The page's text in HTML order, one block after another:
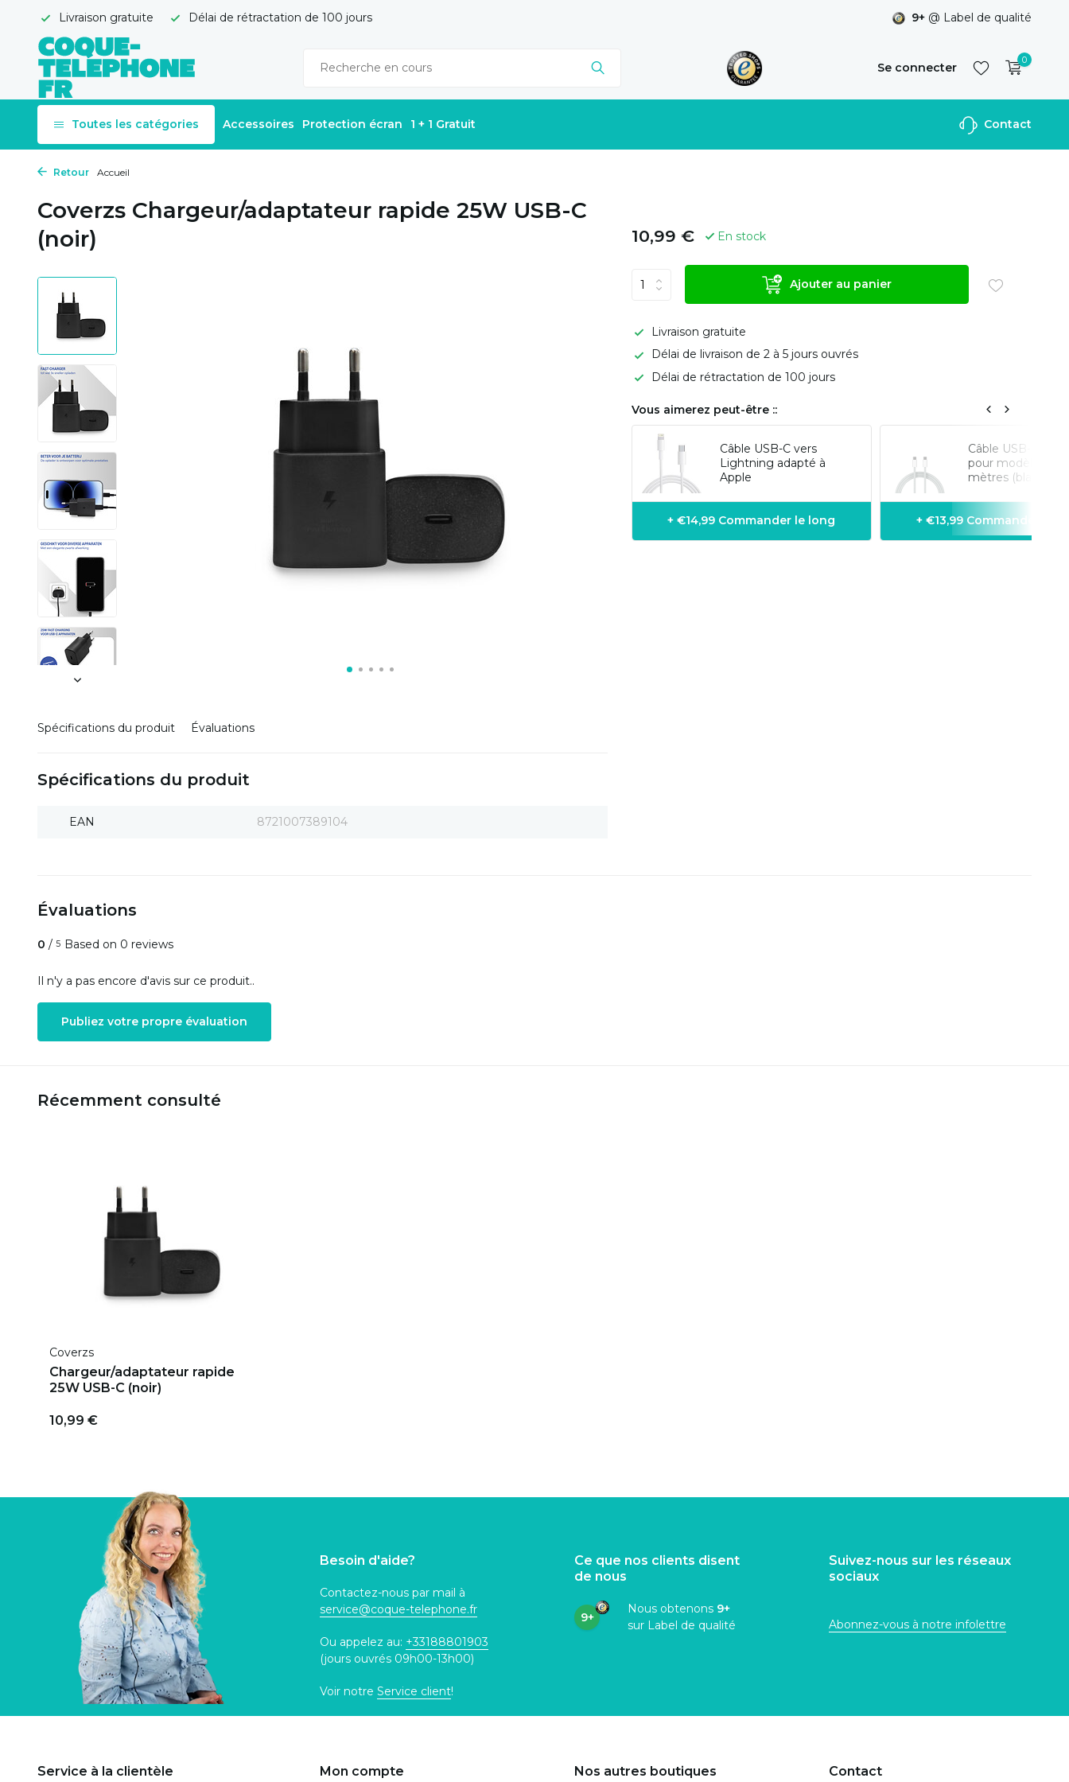
Livraison gratuite Délai de rétractation de 100 jours 9+ @ Label de qualité
Se connecter
S'inscrire
0
Toutes les catégories Accessoires Protection écran 1 + 1 Gratuit Contact
Retour Accueil
Coverzs Chargeur/adaptateur rapide 25W USB-C
(noir)
Spécifications du produit Évaluations
Spécifications du produit
EAN 8721007389104
10,99 € En stock
Ajouter au panier
Livraison gratuite
Délai de livraison de 2 à 5 jours ouvrés
Délai de rétractation de 100 jours
Vous aimerez peut-être ::
Câble USB-C vers
Lightning adapté à
Apple
+ €14,99 Commander le long
Câble USB-C vers
pour modèles
mètres (blanc)
+ €13,99 Commander le
Évaluations
0 / 5 Based on 0 reviews
Il n'y a pas encore d'avis sur ce produit..
Publiez votre propre évaluation
Récemment consulté
Coverzs
Chargeur/adaptateur rapide
25W USB-C (noir)
10,99 €
Besoin d'aide?
Contactez-nous par mail à
service@coque-telephone.fr
Ou appelez au: +33188801903
(jours ouvrés 09h00-13h00)
Voir notre Service client!
Ce que nos clients disent
de nous
9+
Nous obtenons 9+
sur Label de qualité
Suivez-nous sur les réseaux
sociaux
Abonnez-vous à notre infolettre
Service à la clientèle Mon compte Nos autres boutiques Contact